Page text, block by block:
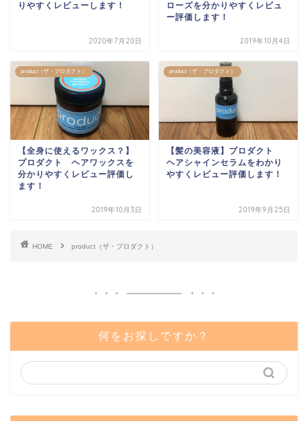
りやすくレビューします！
2020年7月20日
ローズを分かりやすくレビュ
ー評価します！
2019年10月4日
product（ザ・プロダクト）
【全身に使えるワックス？】
プロダクト ヘアワックスを
分かりやすくレビュー評価し
ます！
2019年10月3日
product（ザ・プロダクト）
【髪の美容液】プロダクト
ヘアシャインセラムをわかり
やすくレビュー評価します！
2019年9月25日
HOME product（ザ・プロダクト）
何をお探しですか？